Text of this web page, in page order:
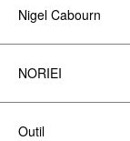
Nigel Cabourn
NORIEI
Outil